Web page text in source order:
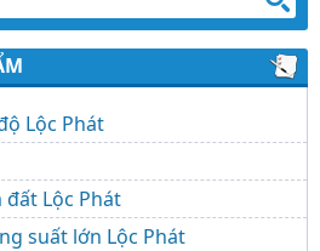
Lộc Phát
Lộc Phát
suất lớn Lộc Phát